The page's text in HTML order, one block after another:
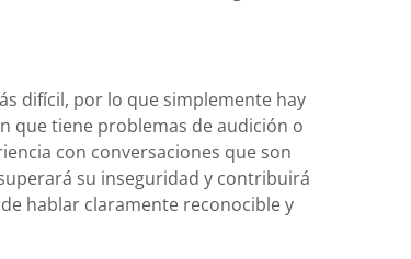
difícil, por lo que simplemente hay
que tiene problemas de audición o
con conversaciones que son
su inseguridad y contribuirá
hablar claramente reconocible y